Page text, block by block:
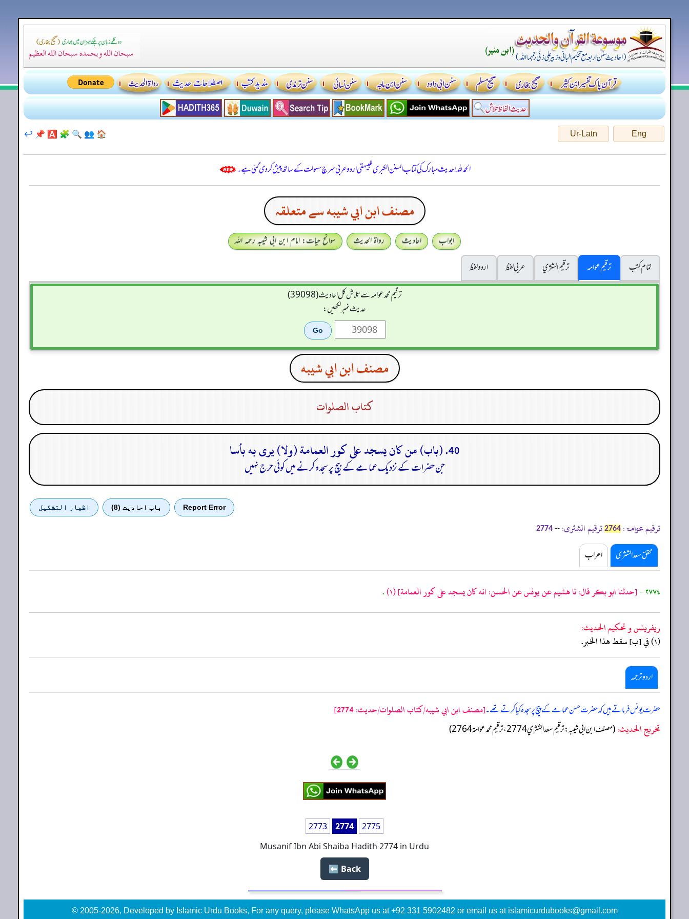
Eng
Ur-Latn
🏠
👥
🔍
🧩
🅰️
📌
↩️
الحمدللہ! حدیث مبارک کی کتاب السنن الكبرى للبيهقي اردو عربی سرچ سہولت کے ساتھ پیش کر دی گئی ہے۔
مصنف ابن ابي شيبه سے متعلقہ
ابواب احادیث رواۃ الحدیث
سوانح حیات: امام ابن ابی شیبہ رحمہ اللہ
تمام کتب
ترقیم عوامہ ترقيم الشژي عربی لفظ
اردو لفظ
ترقیم محمدعوامہ سے تلاش کل احادیث (39098)
حدیث نمبر لکھیں:
مصنف ابن ابي شيبه
كتاب الصلوات
40. (باب) من كان يسجد على كور العمامة (ولا) يرى به بأسا
جن حضرات کے نزدیک عمامے کے بیچ پر سجدہ کرنے میں کوئی حرج نہیں
Report Error باب احادیث (8) اظهار التشكيل
ترقیم عوامۃ: 2764 ترقیم الشثری: --
2774
محقق سعد الشثری اعراب
٢٧٧٤ - [حدثنا ابو بكر قال: نا هشيم عن يونس عن الحسن: انه كان يسجد على كور العمامة](١) .
ريفرينس و تحكيم الحدیث:
(١) في [ب] سقط هذا الخبر.
اردو ترجمہ
حضرت یونس فرماتے ہیں کہ حضرت حسن عمامے کے پیچ پر سجدہ کیا کرتے تھے۔[مصنف ابن ابي شيبه/كتاب الصلوات/حدیث: 2774]
تخریج الحدیث:(مصنف ابن ابي شيبه: ترقيم سعد الشثري 2774، ترقيم محمد عوامة 2764)
2773 2774
2775
Musanif Ibn Abi Shaiba Hadith 2774 in Urdu
Back ⬅️
© 2005-2026, Developed by Islamic Urdu Books, For any query, please WhatsApp us at +92 331 5902482 or email us at islamicurdubooks@gmail.com